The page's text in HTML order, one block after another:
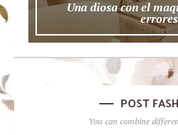
Una diosa con el
errores
POST
You can combine